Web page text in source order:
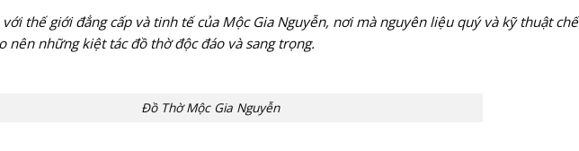
thế giới đẳng cấp và tinh tế của Mộc Gia Nguyễn, nơi mà nguyên liệu quý và kỹ thuật chế
nên những kiệt tác đồ thờ độc đáo và sang trọng.
Đồ Thờ Mộc Gia Nguyễn